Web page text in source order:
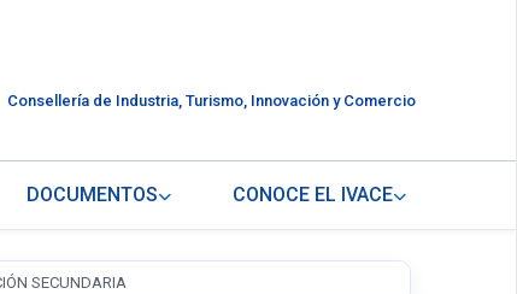
Consellería de Industria, Turismo, Innovación y Comercio
DOCUMENTOS CONOCE EL IVACE
SECUNDARIA